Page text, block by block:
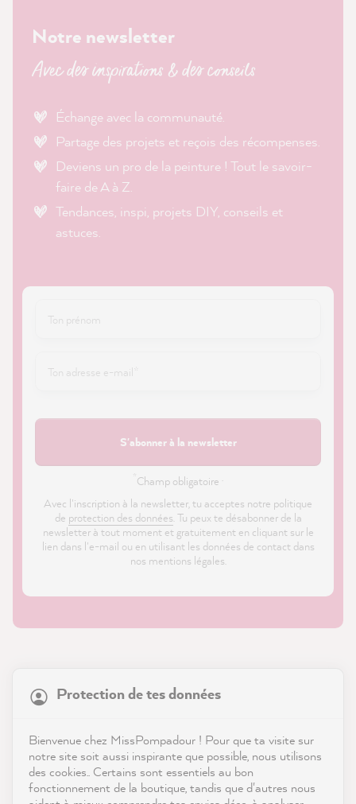
Notre newsletter
Avec des inspirations & des conseils
Échange avec la communauté.
Partage des projets et reçois des récompenses.
Deviens un pro de la peinture ! Tout le savoir-
faire de A à Z.
Tendances, inspi, projets DIY, conseils et
astuces.
S'abonner à la newsletter
Champ obligatoire ·
Avec l'inscription à la newsletter, tu acceptes notre politique
de protection des données. Tu peux te désabonner de la
newsletter à tout moment et gratuitement en cliquant sur le
lien dans l'e-mail ou en utilisant les données de contact dans
nos mentions légales.
Boutique
Service
Contact
Protection de tes données
Bienvenue chez MissPompadour ! Pour que ta visite sur
notre site soit aussi inspirante que possible, nous utilisons
des cookies.. Certains sont essentiels au bon
fonctionnement de la boutique, tandis que d'autres nous
reviews-io